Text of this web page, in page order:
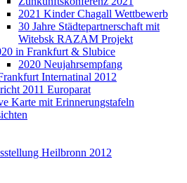
2021 Kinder Chagall Wettbewerb
30 Jahre Städtepartnerschaft mit
Witebsk RAZAM Projekt
in Frankfurt & Slubice
2020 Neujahrsempfang
Internatinal 2012
2011 Europarat
Karte mit Erinnerungstafeln
Heilbronn 2012